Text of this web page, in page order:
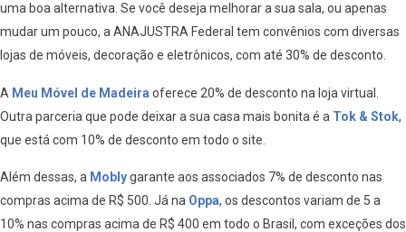
uma boa alternativa. Se você deseja melhorar a sua sala, ou apenas
mudar um pouco, a ANAJUSTRA Federal tem convênios com diversas
lojas de móveis, decoração e eletrônicos, com até 30% de desconto.
A Meu Móvel de Madeira oferece 20% de desconto na loja virtual.
Outra parceria que pode deixar a sua casa mais bonita é a Tok & Stok,
que está com 10% de desconto em todo o site.
Além dessas, a Moblygarante aos associados 7% de desconto nas
compras acima de R$ 500. Já na Oppa, os descontos variam de 5 a
10% nas compras acima de R$ 400 em todo o Brasil, com exceções dos